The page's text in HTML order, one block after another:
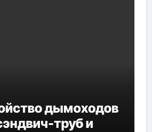
дымоходов
труб и